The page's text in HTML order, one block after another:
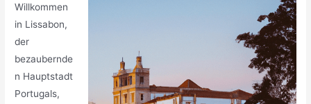
Willkommen
in Lissabon,
der
bezaubernde
n Hauptstadt
Portugals,